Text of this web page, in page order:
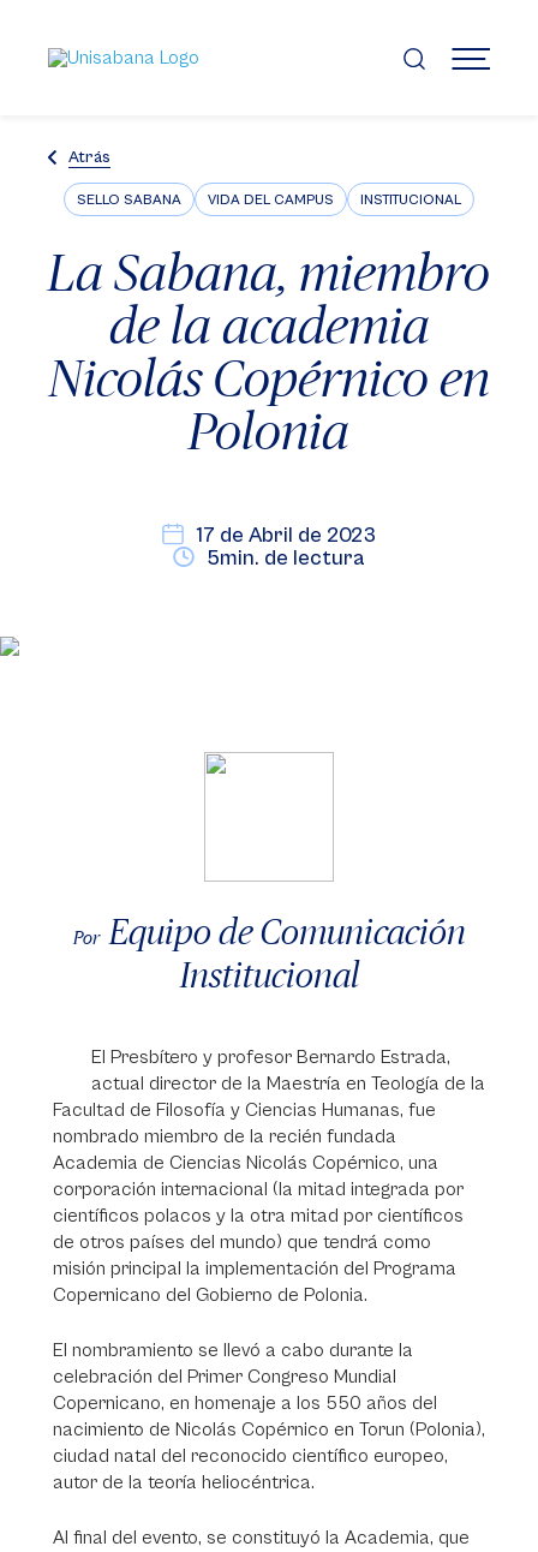
contenido
principal
MENÚ
Atrás
SELLO SABANA VIDA DEL CAMPUS INSTITUCIONAL
La Sabana, miembro
de la academia
Nicolás Copérnico en
Polonia
17 de Abril de 2023
5min. de lectura
Por Equipo de Comunicación
Institucional
El Presbítero y profesor Bernardo Estrada,
actual director de la Maestría en Teología de la
Facultad de Filosofía y Ciencias Humanas, fue
nombrado miembro de la recién fundada
Academia de Ciencias Nicolás Copérnico, una
corporación internacional (la mitad integrada por
científicos polacos y la otra mitad por científicos
de otros países del mundo) que tendrá como
misión principal la implementación del Programa
Copernicano del Gobierno de Polonia.
El nombramiento se llevó a cabo durante la
celebración del Primer Congreso Mundial
Copernicano, en homenaje a los 550 años del
nacimiento de Nicolás Copérnico en Torun (Polonia),
ciudad natal del reconocido científico europeo,
autor de la teoría heliocéntrica.
Al final del evento, se constituyó la Academia, que